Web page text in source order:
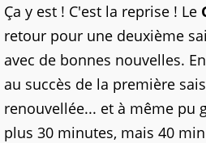
Ça y est ! C'est la reprise ! Le
retour pour une deuxième
avec de bonnes nouvelles.
au succès de la première
renouvellée... et à même pu
plus 30 minutes, mais 40